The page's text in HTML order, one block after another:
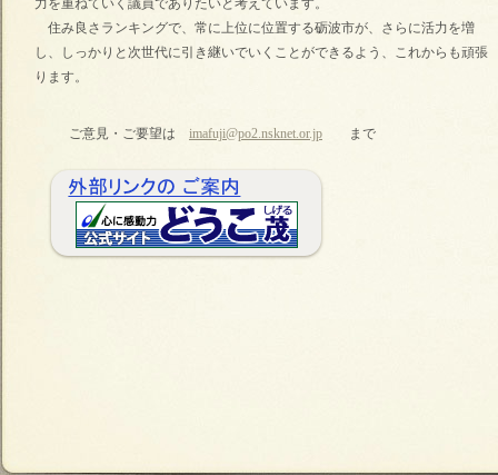
力を重ねていく議員でありたいと考えています。
住み良さランキングで、常に上位に位置する砺波市が、さらに活力を増
し、しっかりと次世代に引き継いでいくことができるよう、これからも頑張
ります。
ご意見・ご要望は imafuji@po2.nsknet.or.jp まで